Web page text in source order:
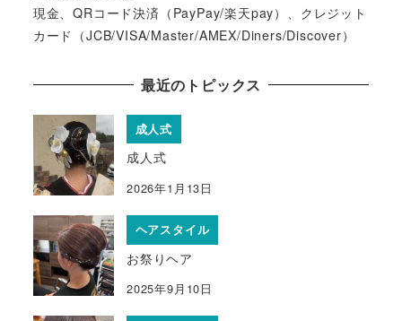
現金、QRコード決済（PayPay/楽天pay）、クレジット
カード（JCB/VISA/Master/AMEX/Diners/Discover）
最近のトピックス
成人式
成人式
2026年1月13日
ヘアスタイル
お祭りヘア
2025年9月10日